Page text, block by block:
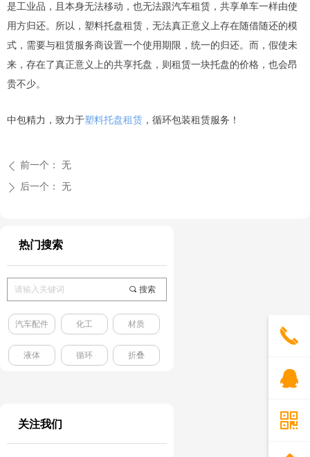
是工业品，且本身无法移动，也无法跟汽车租赁，共享单车一样由使
用方归还。所以，塑料托盘租赁，无法真正意义上存在随借随还的模
式，需要与租赁服务商设置一个使用期限，统一的归还。而，假使未
来，存在了真正意义上的共享托盘，则租赁一块托盘的价格，也会昂
贵不少。
中包精力，致力于塑料托盘租赁 ，循环包装租赁服务！
ꄴ 前一个： 无
ꄲ 后一个： 无
关注我们
热门搜索
汽车配件 化工 材质
液体 循环 折叠
끠 搜索
끅
뀩
낃